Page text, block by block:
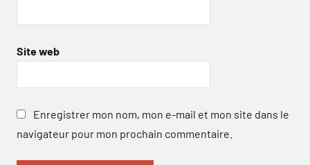
Site web
Enregistrer mon nom, mon e-mail et mon site dans le
navigateur pour mon prochain commentaire.